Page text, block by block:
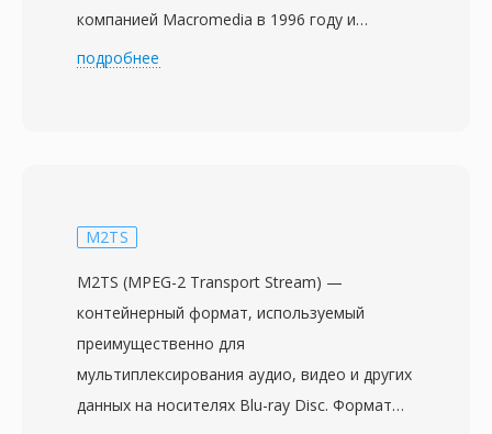
компанией Macromedia в 1996 году и
впоследствии развивавшийся Adobe
интерактивности — всё упаковано в
оптимизированный для веб-доставки. В
период расцвета с конца 1990-х до начала
2010-х SWF обеспечивал обширную
экосистему веб-контента — анимированные
сайты, баннерную рекламу, казуальные
подробнее
M2TS
M2TS (MPEG-2 Transport Stream) —
контейнерный формат, используемый
преимущественно для
мультиплексирования аудио, видео и других
данных на носителях Blu-ray Disc. Формат